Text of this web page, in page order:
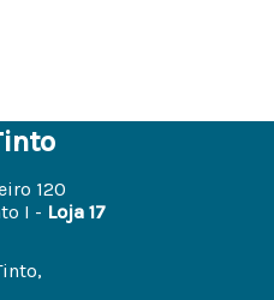
120
I - Loja 17